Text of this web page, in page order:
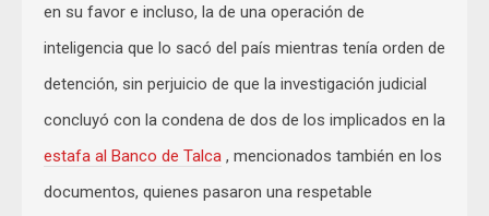
en su favor e incluso, la de una operación de
inteligencia que lo sacó del país mientras tenía orden de
detención, sin perjuicio de que la investigación judicial
concluyó con la condena de dos de los implicados en la
estafa al Banco de Talca , mencionados también en los
documentos, quienes pasaron una respetable